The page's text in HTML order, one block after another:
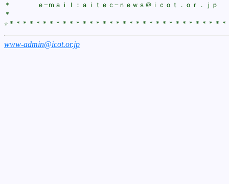
＊　　　　ｅ−ｍａｉｌ：ａｉｔｅｃ−ｎｅｗｓ＠ｉｃｏｔ．ｏｒ．ｊｐ　
＊　　　　　　　　　　　　　　　　　　　　　　　　　　　　　　　　
www-admin@icot.or.jp